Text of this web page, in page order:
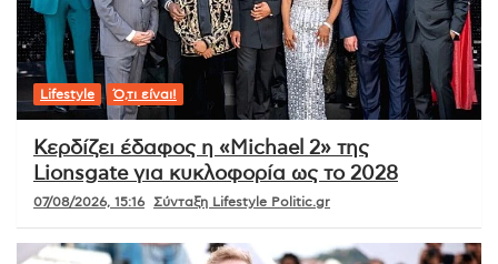
Lifestyle Ό,τι είναι!
Κερδίζει έδαφος η «Michael 2» της
Lionsgate για κυκλοφορία ως το 2028
07/08/2026, 15:16 Σύνταξη Lifestyle Politic.gr